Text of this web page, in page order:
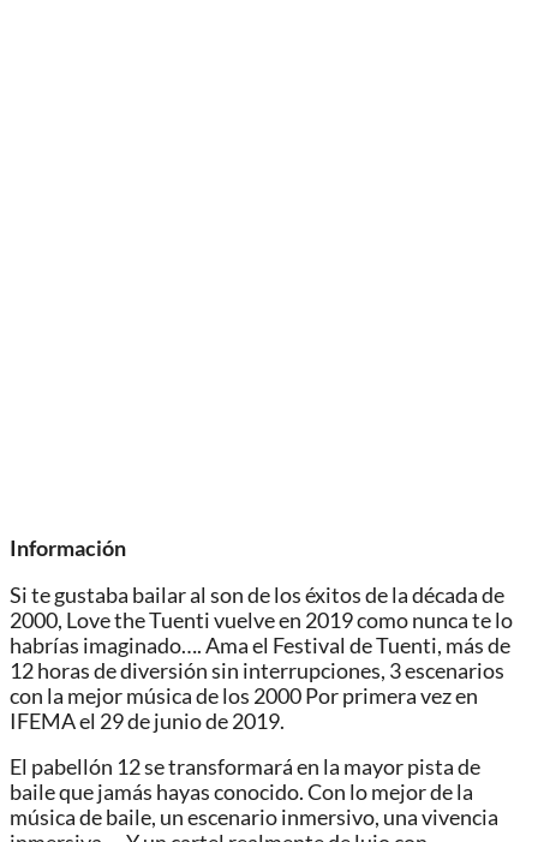
Información
Si te gustaba bailar al son de los éxitos de la década de
2000, Love the Tuenti vuelve en 2019 como nunca te lo
habrías imaginado…. Ama el Festival de Tuenti, más de
12 horas de diversión sin interrupciones, 3 escenarios
con la mejor música de los 2000 Por primera vez en
IFEMA el 29 de junio de 2019.
El pabellón 12 se transformará en la mayor pista de
baile que jamás hayas conocido. Con lo mejor de la
música de baile, un escenario inmersivo, una vivencia